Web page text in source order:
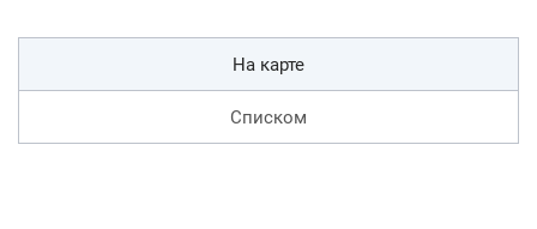
На карте
Списком